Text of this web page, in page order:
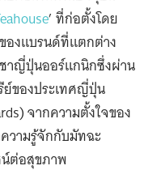
’ ที่ก่อตั้งโดย
งแบรนด์ที่แตกต่าง
าญี่ปุ่นออร์แกนิกซึ่งผ่าน
ย์ของประเทศญี่ปุ่น
จากความตั้งใจของ
วามรู้จักกับมัทฉะ
ต่อสุขภาพ